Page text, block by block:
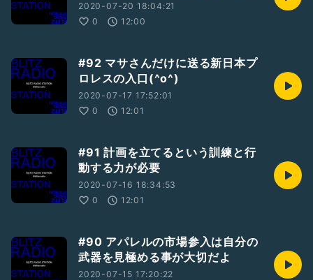
2020-07-20 18:04:21
0
12:00
#92 マサさんだけに送る新日本プ
ロレスの入口(^o^)
2020-07-17 17:52:01
0
12:01
#91 計画を立てるという訓練と行
動する力が必要
2020-07-16 18:34:53
0
12:01
#90 アパレルの市場参入は自分の
武器を見極める事が大切だよ
2020-07-15 17:20:22